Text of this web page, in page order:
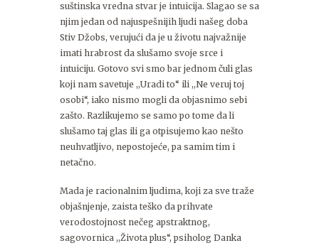
suštinska vredna stvar je intuicija. Slagao se sa
njim jedan od najuspešnijih ljudi našeg doba
Stiv Džobs, verujući da je u životu najvažnije
imati hrabrost da slušamo svoje srce i
intuiciju. Gotovo svi smo bar jednom čuli glas
koji nam savetuje ,,Uradi to“ ili ,,Ne veruj toj
osobi“, iako nismo mogli da objasnimo sebi
zašto. Razlikujemo se samo po tome da li
slušamo taj glas ili ga otpisujemo kao nešto
neuhvatljivo, nepostojeće, pa samim tim i
netačno.
Mada je racionalnim ljudima, koji za sve traže
objašnjenje, zaista teško da prihvate
verodostojnost nečeg apstraktnog,
sagovornica ,,Života plus“, psiholog Danka